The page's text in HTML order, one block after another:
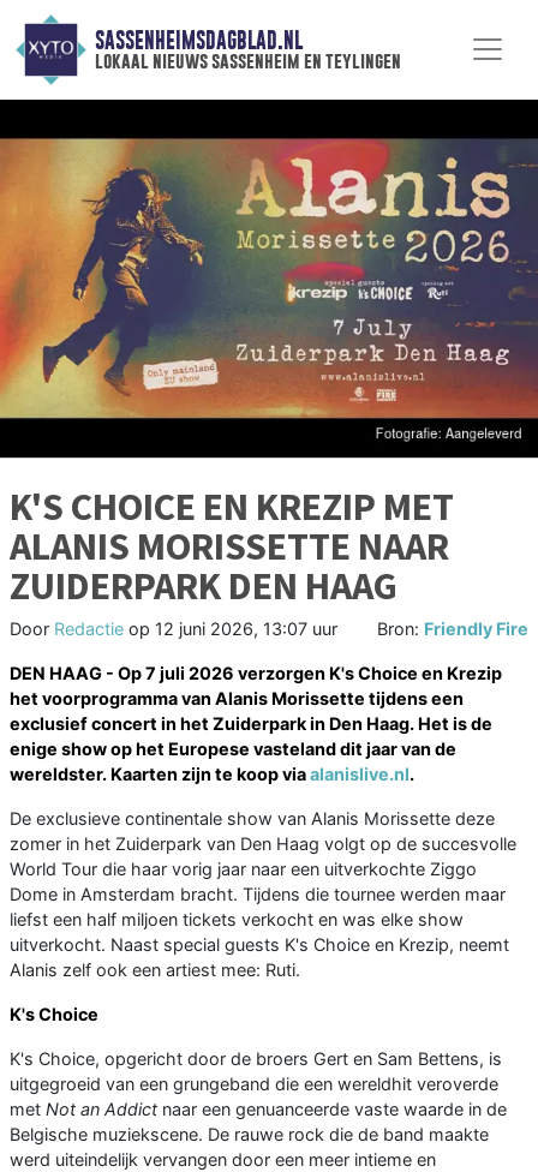
SASSENHEIMSDAGBLAD.NL
lokaal nieuws sassenheim en teylingen
K'S CHOICE EN KREZIP MET
ALANIS MORISSETTE NAAR
ZUIDERPARK DEN HAAG
Door Redactie op 12 juni 2026, 13:07 uur Bron: Friendly Fire
DEN HAAG - Op 7 juli 2026 verzorgen K's Choice en Krezip
het voorprogramma van Alanis Morissette tijdens een
exclusief concert in het Zuiderpark in Den Haag. Het is de
enige show op het Europese vasteland dit jaar van de
wereldster. Kaarten zijn te koop viaalanislive.nl.
De exclusieve continentale show van Alanis Morissette deze
zomer in het Zuiderpark van Den Haag volgt op de succesvolle
World Tour die haar vorig jaar naar een uitverkochte Ziggo
Dome in Amsterdam bracht. Tijdens die tournee werden maar
liefst een half miljoen tickets verkocht en was elke show
uitverkocht. Naast special guests K's Choice en Krezip, neemt
Alanis zelf ook een artiest mee: Ruti.
K's Choice
K's Choice, opgericht door de broers Gert en Sam Bettens, is
uitgegroeid van een grungeband die een wereldhit veroverde
met Not an Addict naar een genuanceerde vaste waarde in de
Belgische muziekscene. De rauwe rock die de band maakte
werd uiteindelijk vervangen door een meer intieme en